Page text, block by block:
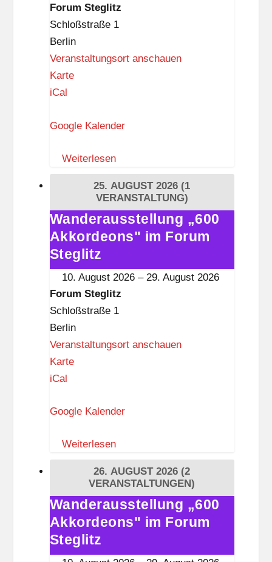
p
p
e
l
Forum Steglitz
Schloßstraße 1
Berlin
Veranstaltungsort anschauen
KarteF
u
S
t
g
i
t
z
iCal
Google Kalender
Weiterlesen
25. AUGUST 2026 (1
VERANSTALTUNG)
Wanderausstellung
„600
Akkordeons"
im
Wanderausstellung „600
Akkordeons" im Forum
Steglitz
10. August 2026 – 29. August 2026
Forum Steglitz
Schloßstraße 1
Berlin
Veranstaltungsort anschauen
KarteF
u
S
t
g
i
t
iCal
Google Kalender
Weiterlesen
26. AUGUST 2026 (2
VERANSTALTUNGEN)
Wanderausstellung
„600
Akkordeons"
im
Wanderausstellung „600
Akkordeons" im Forum
Steglitz